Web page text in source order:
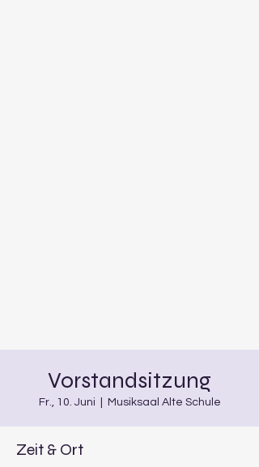
Vorstandsitzung
Fr., 10. Juni Musiksaal Alte Schule
Zeit & Ort